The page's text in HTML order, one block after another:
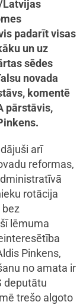
Latvijas
padarīt visas
un uz
sēdes
novada
komentē
pārstāvis,
arī
reformas,
rotācija
bez
lēmuma
Pinkens,
no amata ir
deputātu
trešo algoto